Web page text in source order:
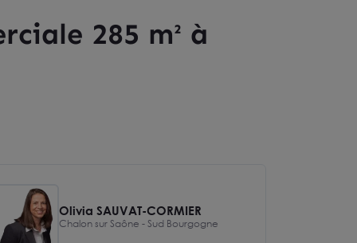
285 m² à
Olivia SAUVAT-CORMIER
Chalon sur Saône - Sud Bourgogne